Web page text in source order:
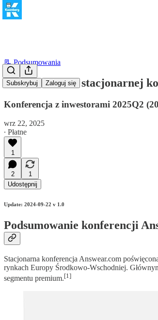
Subskrybuj Zaloguj się
📃 Podsumowania
Podsumowanie stacjonarnej
Konferencja z inwestorami 2025Q2
wrz 22, 2025
∙ Płatne
1
2
1
Udostępnij
Update: 2024-09-22 v 1.0
Podsumowanie konferencji
Stacjonarna konferencja Answear.com
rynkach Europy Środkowo-Wschodniej.
segmentu premium.[1]